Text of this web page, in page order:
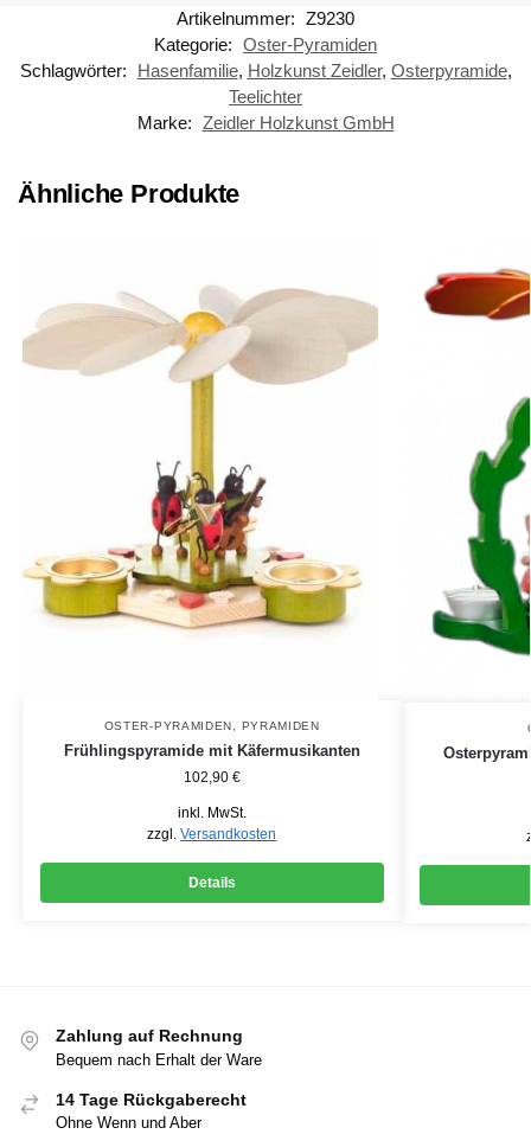
Artikelnummer: Z9230
Kategorie: Oster-Pyramiden
Schlagwörter:
Hasenfamilie, Holzkunst Zeidler, Osterpyramide,
Teelichter
Marke: Zeidler Holzkunst GmbH
Ähnliche Produkte
OSTER-PYRAMIDEN , PYRAMIDEN
Frühlingspyramide mit Käfermusikanten
102,90 €
inkl. MwSt.
zzgl.Versandkosten
Details
Zahlung auf Rechnung
Bequem nach Erhalt der Ware
14 Tage Rückgaberecht
Ohne Wenn und Aber